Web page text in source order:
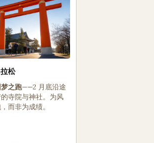
松
之跑——2 月底沿途
寺院与神社。为风
而非为成绩。